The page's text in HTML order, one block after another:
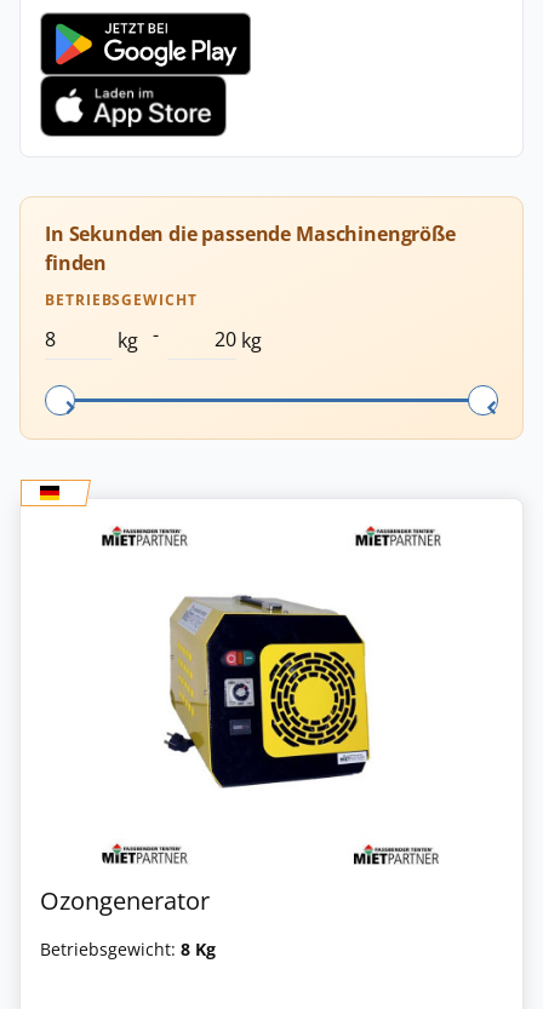
In Sekunden die passende Maschinengröße
finden
BETRIEBSGEWICHT
kg - kg
Ozongenerator
Betriebsgewicht: 8 Kg